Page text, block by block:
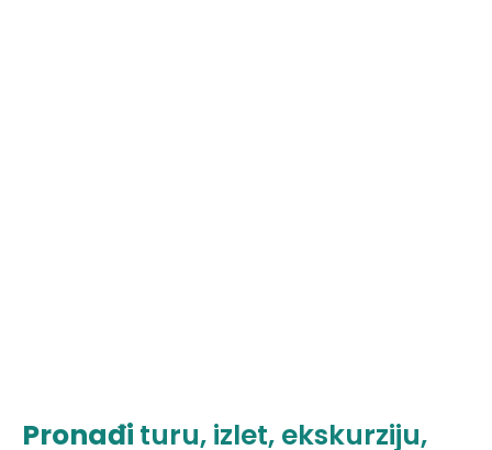
Pronađi turu, izlet, ekskurziju,